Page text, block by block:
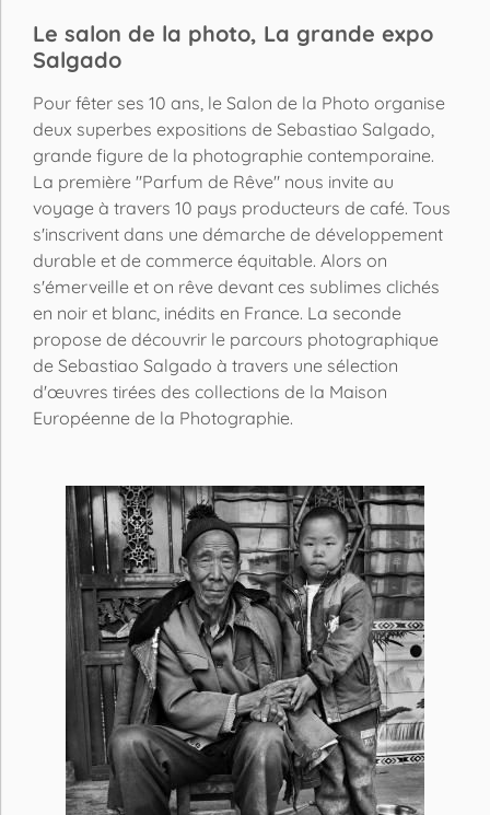
Le salon de la photo, La grande expo
Salgado
Pour fêter ses 10 ans, le Salon de la Photo organise
deux superbes expositions de Sebastiao Salgado,
grande figure de la photographie contemporaine.
La première "Parfum de Rêve" nous invite au
voyage à travers 10 pays producteurs de café. Tous
s'inscrivent dans une démarche de développement
durable et de commerce équitable. Alors on
s'émerveille et on rêve devant ces sublimes clichés
en noir et blanc, inédits en France. La seconde
propose de découvrir le parcours photographique
de Sebastiao Salgado à travers une sélection
d'œuvres tirées des collections de la Maison
Européenne de la Photographie.